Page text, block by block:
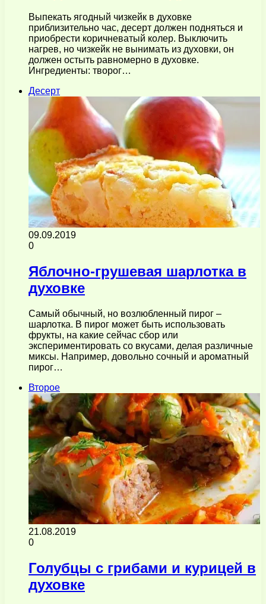
Выпекать ягодный чизкейк в духовке
приблизительно час, десерт должен подняться и
приобрести коричневатый колер. Выключить
нагрев, но чизкейк не вынимать из духовки, он
должен остыть равномерно в духовке.
Ингредиенты: творог…
Десерт
09.09.2019
0
Яблочно-грушевая шарлотка в
духовке
Самый обычный, но возлюбленный пирог –
шарлотка. В пирог может быть использовать
фрукты, на какие сейчас сбор или
экспериментировать со вкусами, делая различные
миксы. Например, довольно сочный и ароматный
пирог…
Второе
21.08.2019
0
Голубцы с грибами и курицей в
духовке